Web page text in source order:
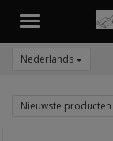
Toggle
Nederlands
Nieuwste producten